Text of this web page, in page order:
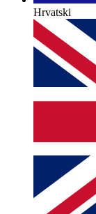
Hrvatski